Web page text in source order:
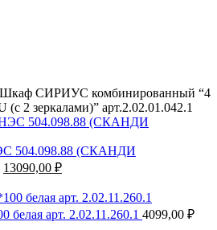
Шкаф СИРИУС комбинированный “4
2 зеркалами)” арт.2.02.01.042.1
504.098.88 (СКАНДИ
Первоначальная
составляла
26180,00 ₽.
13090,00 ₽Текущая
13090,00 ₽.
арт. 2.02.11.260.1 4099,00 ₽